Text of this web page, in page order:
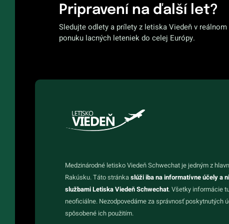
Pripravení na ďalší let?
Sledujte odlety a prílety z letiska Viedeň v
ponuku lacných leteniek do celej Európy.
Medzinárodné letisko Viedeň Schwechat je jedným z
Rakúsku. Táto stránkaslúži iba na informatívne účely a
službami Letiska Viedeň Schwechat. Všetky informácie
neoficiálne. Nezodpovedáme za správnosť poskytnutých
spôsobené ich použitím.